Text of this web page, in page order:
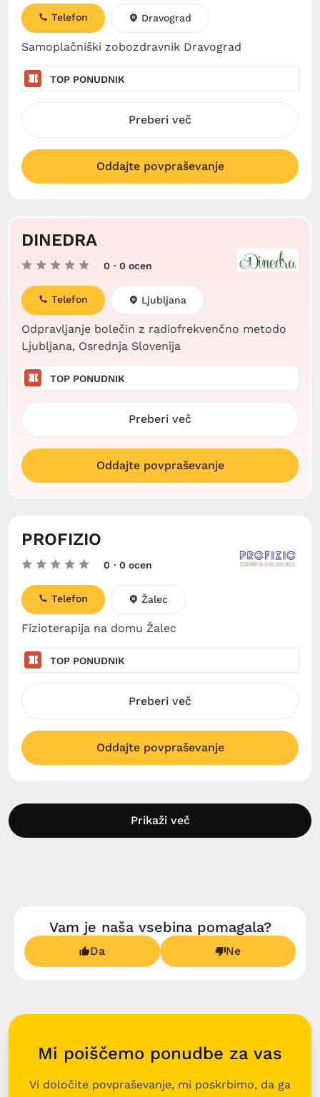
Samoplačniški zobozdravnik Dravograd
Telefon Dravograd
TOP PONUDNIK
Preberi več
Oddajte povpraševanje
DINEDRA
0 · 0 ocen
Odpravljanje bolečin z radiofrekvenčno metodo
Ljubljana, Osrednja Slovenija
Telefon Ljubljana
TOP PONUDNIK
Preberi več
Oddajte povpraševanje
PROFIZIO
0 · 0 ocen
Fizioterapija na domu Žalec
Telefon Žalec
TOP PONUDNIK
Preberi več
Oddajte povpraševanje
Prikaži več
Vam je naša vsebina pomagala?
Da Ne
Mi poiščemo ponudbe za vas
Vi določite povpraševanje, mi poskrbimo, da ga